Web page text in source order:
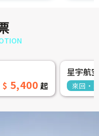
5,400
星宇航
來回‧